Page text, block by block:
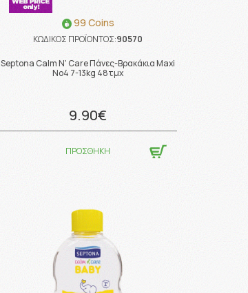
99 Coins
ΚΩΔΙΚΟΣ ΠΡΟΪΟΝΤΟΣ:90570
Septona Calm N' Care Πάνες-Βρακάκια Maxi
No4 7-13kg 48τμχ
9.90€
ΠΡΟΣΘΗΚΗ